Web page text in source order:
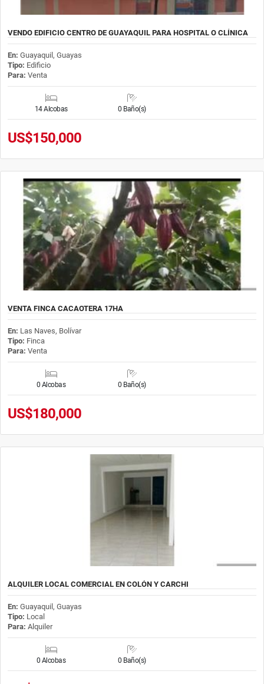
VENDO EDIFICIO CENTRO DE GUAYAQUIL PARA HOSPITAL O CLÍNICA
En: Guayaquil, Guayas
Tipo: Edificio
Para: Venta
14 Alcobas 0 Baño(s)
US$150,000
VENTA FINCA CACAOTERA 17HA
En: Las Naves, Bolívar
Tipo: Finca
Para: Venta
0 Alcobas 0 Baño(s)
US$180,000
ALQUILER LOCAL COMERCIAL EN COLÓN Y CARCHI
En: Guayaquil, Guayas
Tipo: Local
Para: Alquiler
0 Alcobas 0 Baño(s)